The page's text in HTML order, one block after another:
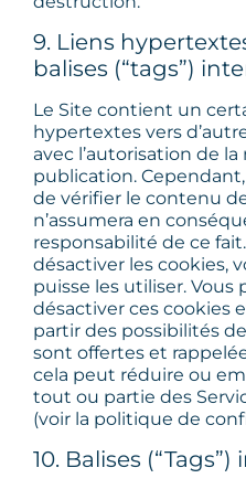
9. Liens
balises (“tags”)
Le Site contient un
hypertextes vers
avec l’autorisation de
publication. Cependant,
de vérifier le contenu
n’assumera en
responsabilité de ce
désactiver les cookies,
puisse les utiliser.
désactiver ces cookies
partir des possibilités
sont offertes et
cela peut réduire ou
tout ou partie des
(voir la politique de
10. Balises